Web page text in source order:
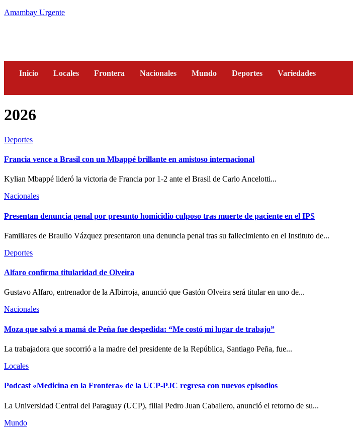
Amambay Urgente
Inicio Locales Frontera Nacionales Mundo Deportes Variedades
2026
Deportes
Francia vence a Brasil con un Mbappé brillante en amistoso internacional
Kylian Mbappé lideró la victoria de Francia por 1-2 ante el Brasil de Carlo Ancelotti...
Nacionales
Presentan denuncia penal por presunto homicidio culposo tras muerte de paciente en el IPS
Familiares de Braulio Vázquez presentaron una denuncia penal tras su fallecimiento en el Instituto de...
Deportes
Alfaro confirma titularidad de Olveira
Gustavo Alfaro, entrenador de la Albirroja, anunció que Gastón Olveira será titular en uno de...
Nacionales
Moza que salvó a mamá de Peña fue despedida: “Me costó mi lugar de trabajo”
La trabajadora que socorrió a la madre del presidente de la República, Santiago Peña, fue...
Locales
Podcast «Medicina en la Frontera» de la UCP-PJC regresa con nuevos episodios
La Universidad Central del Paraguay (UCP), filial Pedro Juan Caballero, anunció el retorno de su...
Mundo